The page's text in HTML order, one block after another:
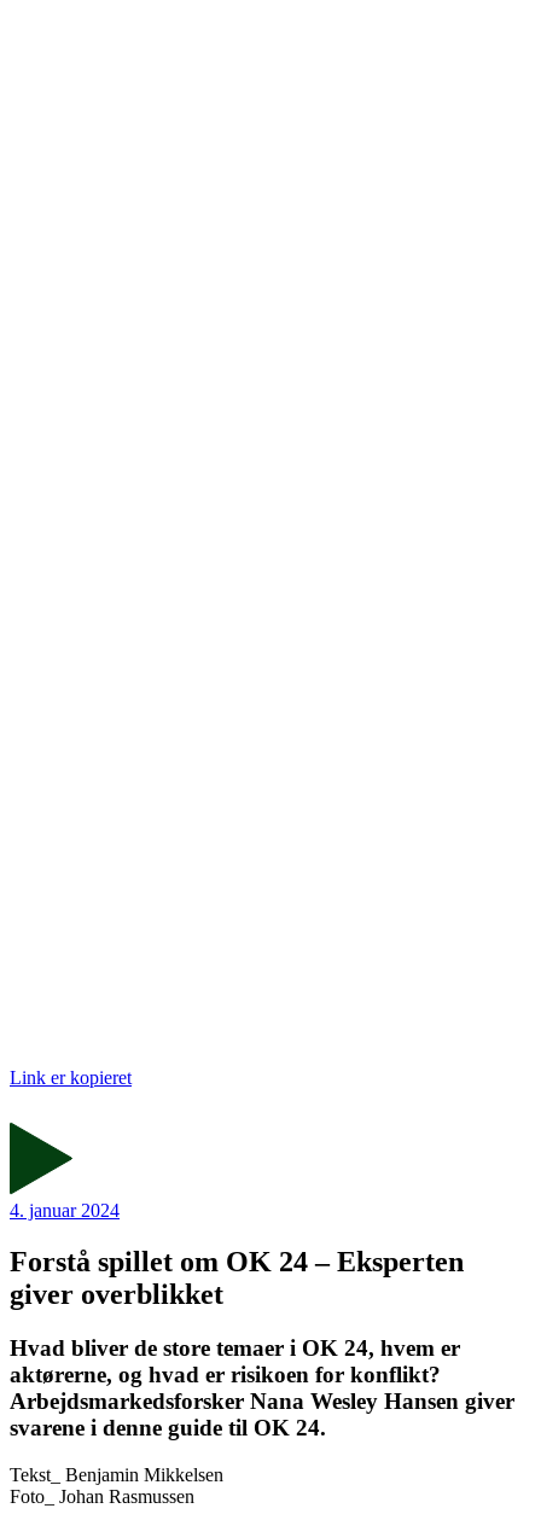
Link er kopieret
4. januar 2024
Forstå spillet om OK 24 – Eksperten
giver overblikket
Hvad bliver de store temaer i OK 24, hvem er
aktørerne, og hvad er risikoen for konflikt?
Arbejdsmarkedsforsker Nana Wesley Hansen giver
svarene i denne guide til OK 24.
Tekst_ Benjamin Mikkelsen
Foto_ Johan Rasmussen